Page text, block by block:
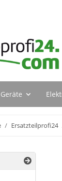
Ersatzteilprofi24